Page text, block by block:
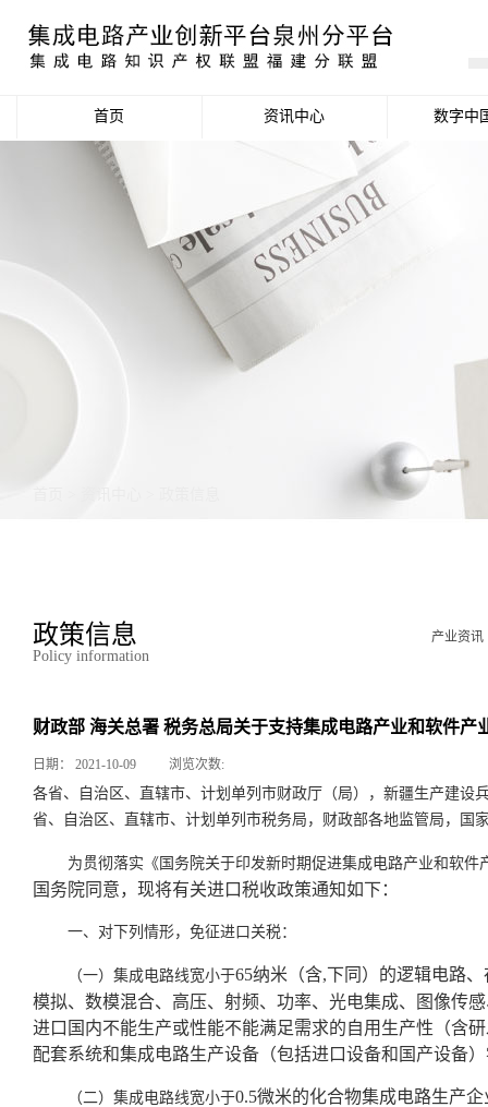
首页 资讯中心
政策信息
活动公告
数据统计分析
数字中
政策信息
Policy information
产业资讯
财政部 海关总署 税务总局关于支持集成电路产业和软件产
日期： 2021-10-09 浏览次数:
各省、自治区、直辖市、计划单列市财政厅（局），新疆生产建设
省、自治区、直辖市、计划单列市税务局，财政部各地监管局，国
为贯彻落实《国务院关于印发新时期促进集成电路产业和软
国务院同意，现将有关进口税收政策通知如下：
一、对下列情形，免征进口关税：
（一）集成电路线宽小于65纳米（含,下同）的逻辑电路
模拟、数模混合、高压、射频、功率、光电集成、图像传
进口国内不能生产或性能不能满足需求的自用生产性（含
配套系统和集成电路生产设备（包括进口设备和国产设备
（二）集成电路线宽小于0.5微米的化合物集成电路生产